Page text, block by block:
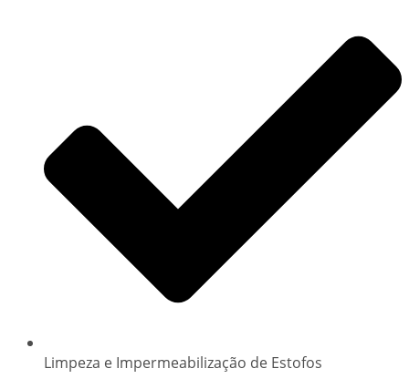
Limpeza e Impermeabilização de Estofos